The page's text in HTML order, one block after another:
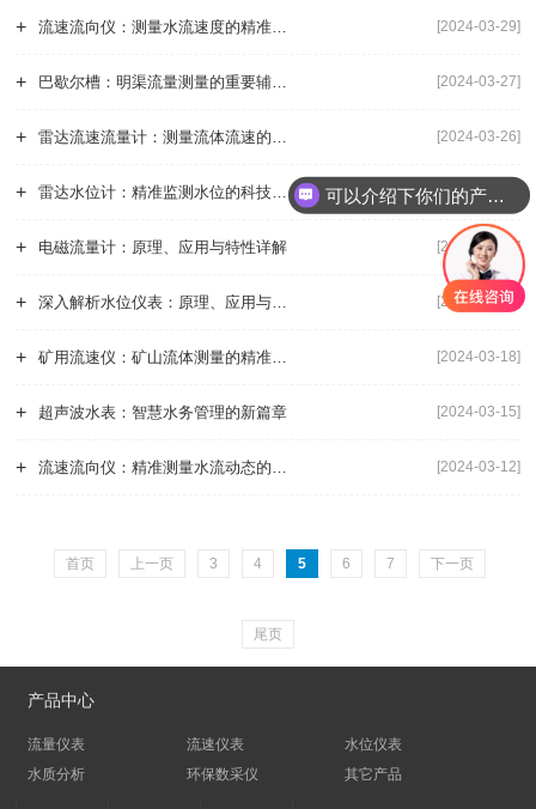
+ [2024-03-29]
+ [2024-03-27]
+ [2024-03-26]
+ [2024-03-22]
+ 电磁流量计：原理、应用与特性详解 [2024-03-20]
+ [2024-03-19]
+ [2024-03-18]
+ 超声波水表：智慧水务管理的新篇章 [2024-03-15]
+ [2024-03-12]
首页 上一页 3 4 5 6 7 下一页
尾页
产品中心
流量仪表 流速仪表
水位仪表
水质分析
环保数采仪 其它产品
可以介绍下你们的产品么？